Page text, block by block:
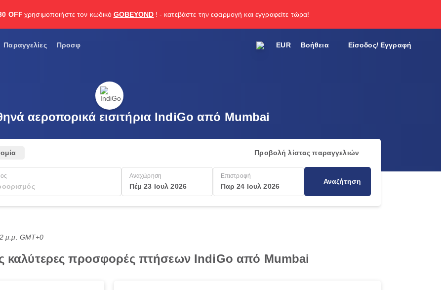
OFF χρησιμοποιήστε τον κωδικό GOBEYOND ! - κατεβάστε την εφαρμογή και εγγραφείτε τώρα!
Παραγγελίες Προσφ EUR Βοήθεια Είσοδος/ Εγγραφή
αεροπορικά εισιτήρια IndiGo από Mumbai
Προβολή λίστας παραγγελιών
Αναχώρηση
Πέμ 23 Ιουλ 2026
Επιστροφή
Παρ 24 Ιουλ 2026
Αναζήτηση
μ.μ. GMT+0
καλύτερες προσφορές πτήσεων IndiGo από Mumbai